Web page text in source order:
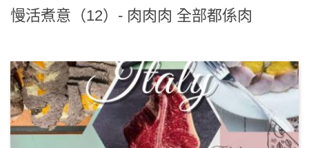
慢活煮意（12）- 肉肉肉 全部都係肉